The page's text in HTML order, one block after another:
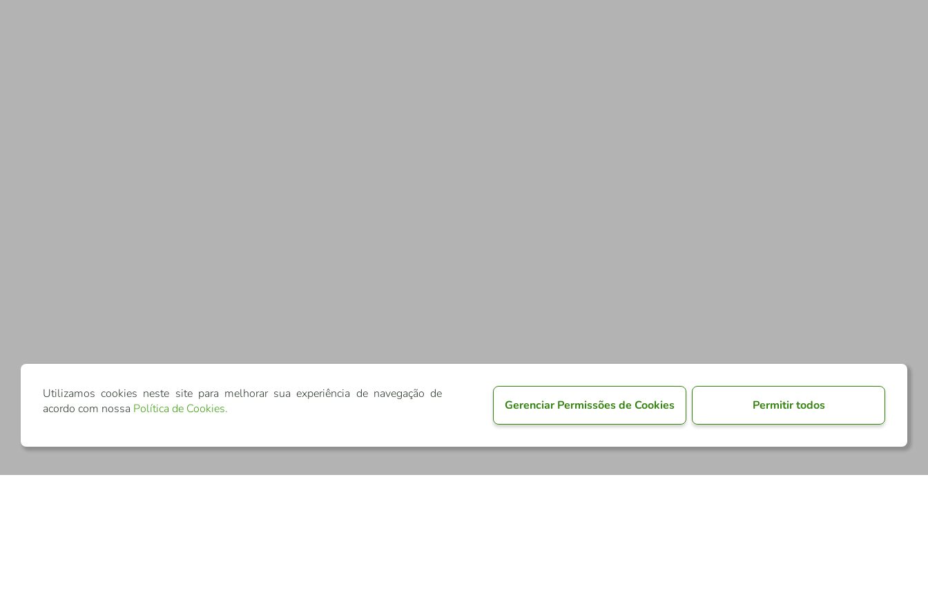
Utilizamos cookies neste site para melhorar sua experiência de navegação de
acordo com nossa Política de Cookies. Gerenciar Permissões de Cookies Permitir todos